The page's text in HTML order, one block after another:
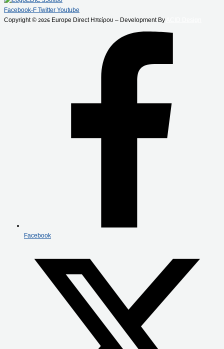
Facebook-F Twitter Youtube
Copyright © 2026 Europe Direct Ηπείρου – Development By
Facebook